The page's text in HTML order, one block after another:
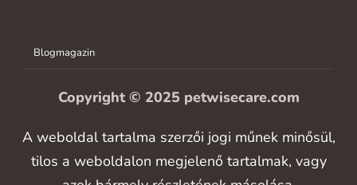
Blogmagazin
Copyright © 2025 petwisecare.com
A weboldal tartalma szerzői jogi műnek minősül,
tilos a weboldalon megjelenő tartalmak, vagy